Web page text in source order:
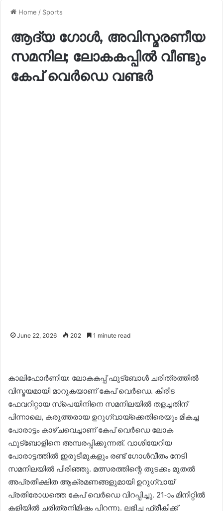
Home / Sports
ആദ്യ ഗോൾ, അവിസ്മരണീയ
സമനില; ലോകകപ്പിൽ വീണ്ടും
കേപ് വെർഡെ വണ്ടർ
June 22, 2026 202 1 minute read
കാലിഫോർണിയ: ലോകകപ്പ് ഫുട്ബോൾ ചരിത്രത്തിൽ
വിസ്മയമായി മാറുകയാണ് കേപ് വെർഡെ. കിരീട
ഫേവറിറ്റായ സ്പെയിനിനെ സമനിലയിൽ തളച്ചതിന്
പിന്നാലെ, കരുത്തരായ ഉറുഗ്വായ്ക്കെതിരെയും മികച്ച
പോരാട്ടം കാഴ്ചവെച്ചാണ് കേപ് വെർഡെ ലോക
ഫുട്ബോളിനെ അമ്പരപ്പിക്കുന്നത്. വാശിയേറിയ
പോരാട്ടത്തിൽ ഇരുടീമുകളും രണ്ട് ഗോൾവീതം നേടി
സമനിലയിൽ പിരിഞ്ഞു. മത്സരത്തിന്റെ തുടക്കം മുതൽ
അപ്രതീക്ഷിത ആക്രമണങ്ങളുമായി ഉറുഗ്വായ്
പ്രതിരോധത്തെ കേപ് വെർഡെ വിറപ്പിച്ചു. 21-ാം മിനിറ്റിൽ
കളിയിൽ ചരിത്രനിമിഷം പിറന്നു. ലഭിച്ച ഫ്രീകിക്ക്